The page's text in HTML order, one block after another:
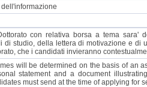
con relativa borsa a tema sara'
di studio, della lettera di motivazione e di
che i candidati invieranno
will be determined on the basis of an
statement and a document
must send at the time of applying for